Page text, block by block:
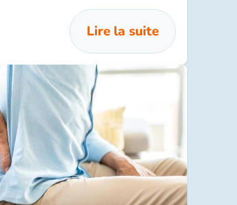
d’hiver rempli de bonnes
Lire la suite